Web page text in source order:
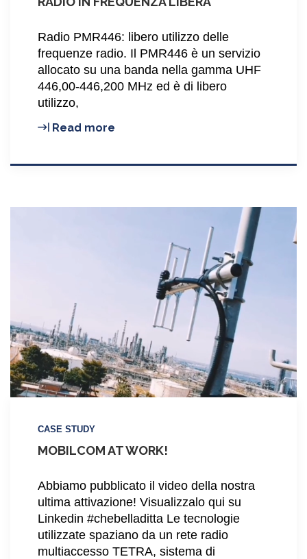
Radio PMR446: libero utilizzo delle
frequenze radio. Il PMR446 è un servizio
allocato su una banda nella gamma UHF
446,00-446,200 MHz ed è di libero
utilizzo,
Read more
FREQUENZA
CASE STUDY
MOBILCOM AT WORK!
Abbiamo pubblicato il video della nostra
ultima attivazione! Visualizzalo qui su
Linkedin #chebelladitta Le tecnologie
utilizzate spaziano da un rete radio
multiaccesso TETRA, sistema di